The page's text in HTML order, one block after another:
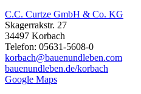
C.C. Curtze GmbH & Co. KG
Skagerrakstr. 27
34497 Korbach
Telefon: 05631-5608-0
korbach@bauenundleben.com
bauenundleben.de/korbach
Google Maps